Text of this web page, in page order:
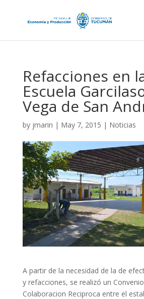
Refacciones en
Escuela
Vega de San
by jmarin | May 7, 2015 | Noticias
A partir de la necesidad de la de
y refacciones, se realizó un
Colaboracion Reciproca entre el